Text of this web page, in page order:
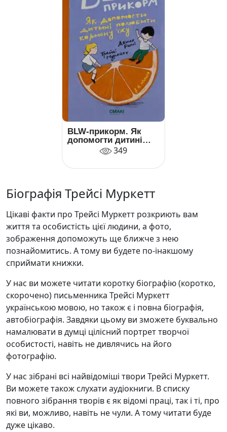
BLW-прикорм. Як
допомогти дитині
полюбити корисну
349
Біографія Трейсі Муркетт
Цікаві факти про Трейсі Муркетт розкриють вам
життя та особистість цієї людини, а фото,
зображення допоможуть ще ближче з нею
познайомитись. А тому ви будете по-інакшому
сприймати книжки.
У нас ви можете читати коротку біографію (коротко,
скорочено) письменника Трейсі Муркетт
українською мовою, но також є і повна біографія,
автобіографія. Завдяки цьому ви зможете буквально
намалювати в думці цілісний портрет творчої
особистості, навіть не дивлячись на його
фотографію.
У нас зібрані всі найвідоміші твори Трейсі Муркетт.
Ви можете також слухати аудіокниги. В списку
повного зібрання творів є як відомі праці, так і ті, про
які ви, можливо, навіть не чули. А тому читати буде
дуже цікаво.